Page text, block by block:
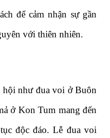
để cảm nhận sự gần
với thiên nhiên.
hội như đua voi ở Buôn
ở Kon Tum mang đến
độc đáo. Lễ đua voi